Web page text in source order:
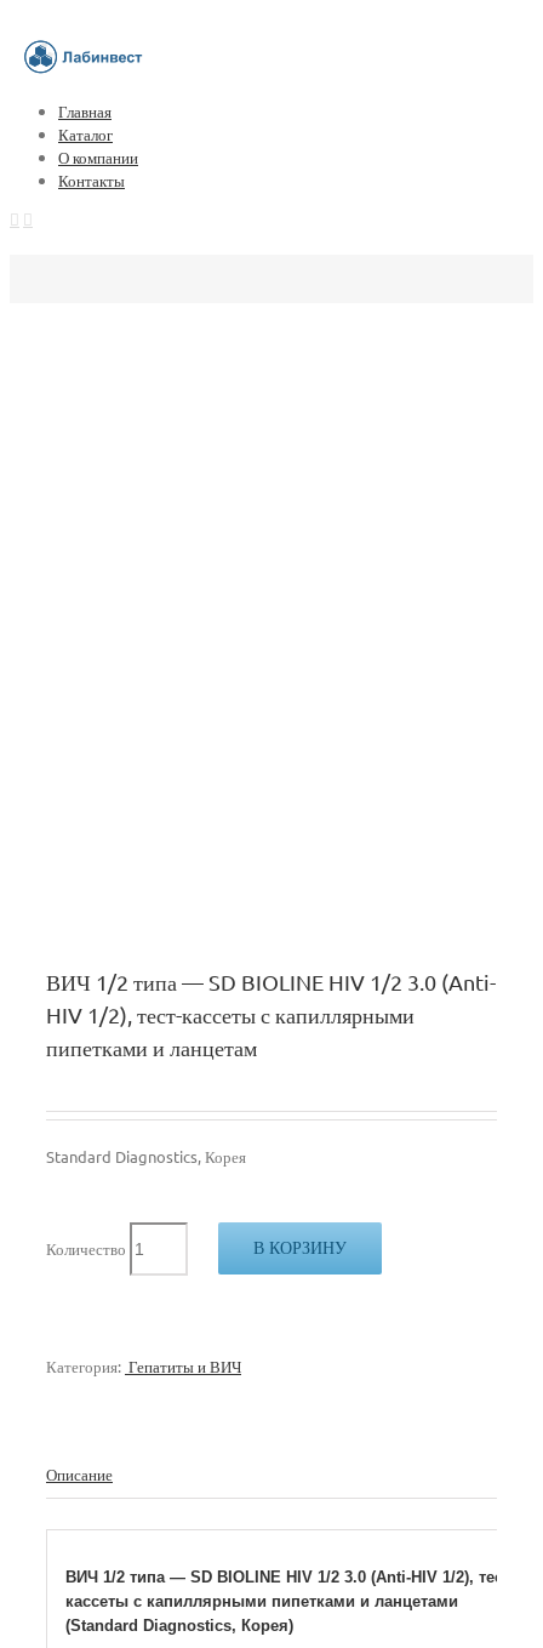
Главная
Каталог
О компании
Контакты
ВИЧ 1/2 типа — SD BIOLINE HIV 1/2 3.0 (Anti-
HIV 1/2), тест-кассеты с капиллярными
пипетками и ланцетам
Standard Diagnostics, Корея
Количество В КОРЗИНУ
Категория: Гепатиты и ВИЧ
Описание
ВИЧ 1/2 типа — SD BIOLINE HIV 1/2 3.0 (Anti-HIV 1/2), тест-
кассеты с капиллярными пипетками и ланцетами
(Standard Diagnostics, Корея)